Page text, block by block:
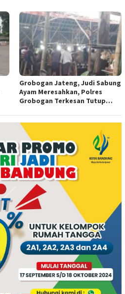
Grobogan Jateng, Judi Sabung
Ayam Meresahkan, Polres
Grobogan Terkesan Tutup